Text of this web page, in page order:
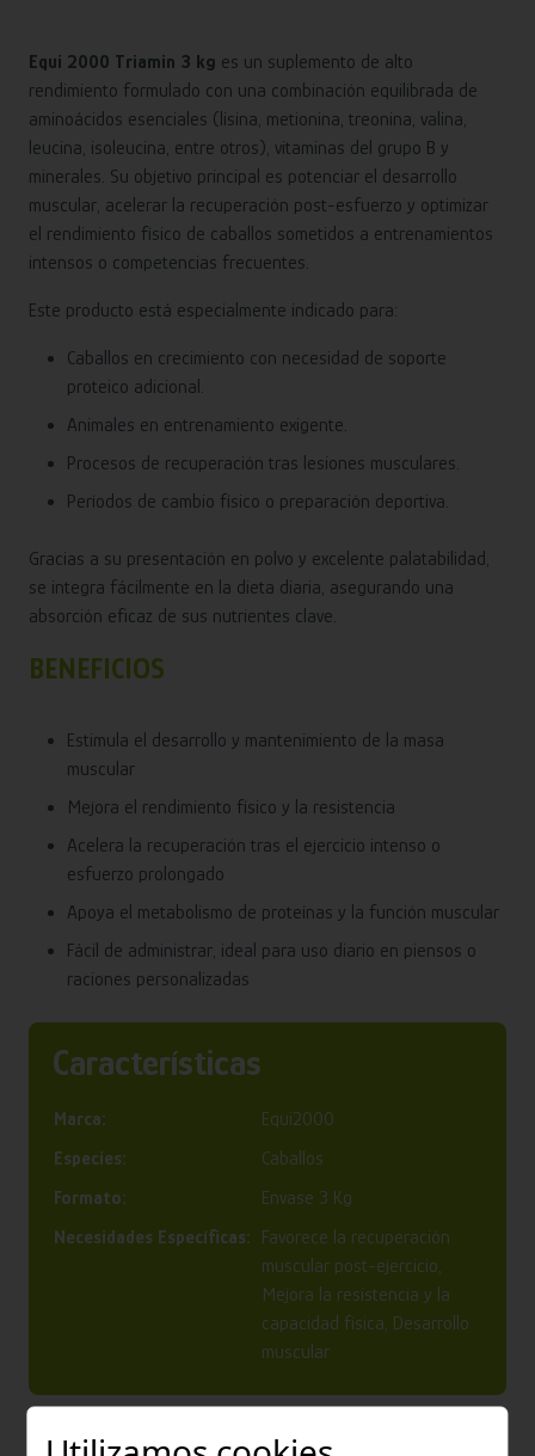
Equi 2000 Triamin 3 kg es un suplemento de alto
rendimiento formulado con una combinación equilibrada de
aminoácidos esenciales (lisina, metionina, treonina, valina,
leucina, isoleucina, entre otros), vitaminas del grupo B y
minerales. Su objetivo principal es potenciar el desarrollo
muscular, acelerar la recuperación post-esfuerzo y optimizar
el rendimiento físico de caballos sometidos a entrenamientos
intensos o competencias frecuentes.
Este producto está especialmente indicado para:
Caballos en crecimiento con necesidad de soporte
proteico adicional.
Animales en entrenamiento exigente.
Procesos de recuperación tras lesiones musculares.
Períodos de cambio físico o preparación deportiva.
Gracias a su presentación en polvo y excelente palatabilidad,
se integra fácilmente en la dieta diaria, asegurando una
absorción eficaz de sus nutrientes clave.
BENEFICIOS
Estimula el desarrollo y mantenimiento de la masa
muscular
Mejora el rendimiento físico y la resistencia
Acelera la recuperación tras el ejercicio intenso o
esfuerzo prolongado
Apoya el metabolismo de proteínas y la función muscular
Fácil de administrar, ideal para uso diario en piensos o
raciones personalizadas
Características
Marca:
Equi2000
Especies:
Caballos
Formato:
Envase 3 Kg
Necesidades Específicas:
Favorece la recuperación
muscular post-ejercicio,
Mejora la resistencia y la
capacidad física, Desarrollo
muscular